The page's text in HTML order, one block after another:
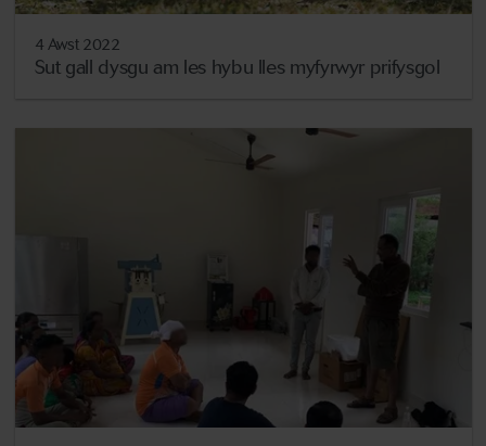
4 Awst 2022
Sut gall dysgu am les hybu lles myfyrwyr prifysgol